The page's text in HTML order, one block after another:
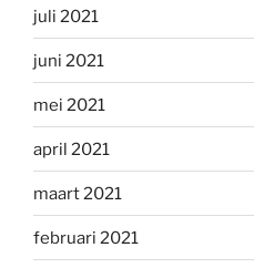
juli 2021
juni 2021
mei 2021
april 2021
maart 2021
februari 2021